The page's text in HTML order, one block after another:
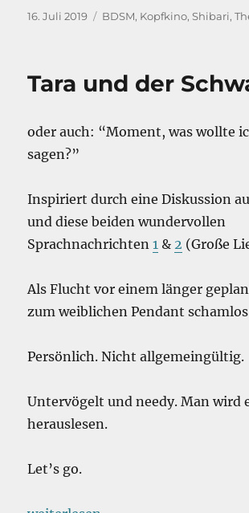
Veröffentlicht
16. Juli 2019 Kategorien
BDSM, Kopfkino,Shibari,
Tara und der
oder auch: “Moment, was wollte
sagen?”
Inspiriert durch eine Diskussion
und diese beiden wundervollen
Sprachnachrichten1 &2 (Große
Als Flucht vor einem länger
zum weiblichen Pendant
Persönlich. Nicht allgemeingültig.
Untervögelt und needy. Man wird
herauslesen.
Let’s go.